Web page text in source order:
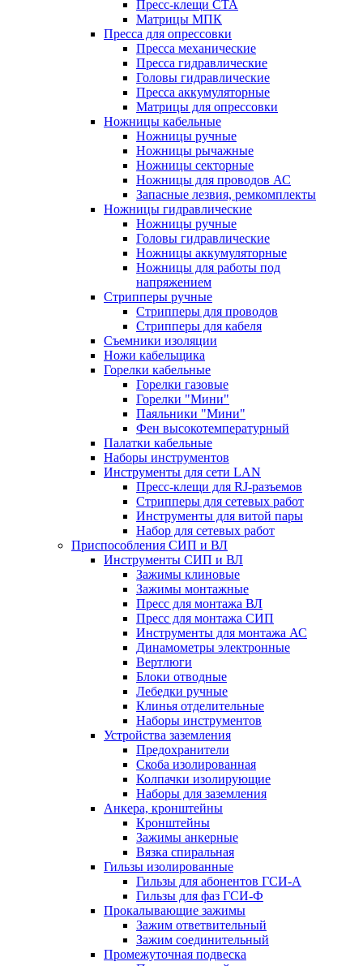
Пресс-клещи CTA
Матрицы МПК
Пресса для опрессовки
Пресса механические
Пресса гидравлические
Головы гидравлические
Пресса аккумуляторные
Матрицы для опрессовки
Ножницы кабельные
Ножницы ручные
Ножницы рычажные
Ножницы секторные
Ножницы для проводов АС
Запасные лезвия, ремкомплекты
Ножницы гидравлические
Ножницы ручные
Головы гидравлические
Ножницы аккумуляторные
Ножницы для работы под
напряжением
Стрипперы ручные
Стрипперы для проводов
Стрипперы для кабеля
Съемники изоляции
Ножи кабельщика
Горелки кабельные
Горелки газовые
Горелки "Мини"
Паяльники "Мини"
Фен высокотемпературный
Палатки кабельные
Наборы инструментов
Инструменты для сети LAN
Пресс-клещи для RJ-разъемов
Стрипперы для сетевых работ
Инструменты для витой пары
Набор для сетевых работ
Приспособления СИП и ВЛ
Инструменты СИП и ВЛ
Зажимы клиновые
Зажимы монтажные
Пресс для монтажа ВЛ
Пресс для монтажа СИП
Инструменты для монтажа АС
Динамометры электронные
Вертлюги
Блоки отводные
Лебедки ручные
Клинья отделительные
Наборы инструментов
Устройства заземления
Предохранители
Скоба изолированная
Колпачки изолирующие
Наборы для заземления
Анкера, кронштейны
Кронштейны
Зажимы анкерные
Вязка спиральная
Гильзы изолированные
Гильзы для абонентов ГСИ-А
Гильзы для фаз ГСИ-Ф
Прокалывающие зажимы
Зажим ответвительный
Зажим соединительный
Промежуточная подвеска